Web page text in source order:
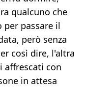
qualcuno che
per passare il
però senza
così dire, l'altra
affrescati con
in attesa